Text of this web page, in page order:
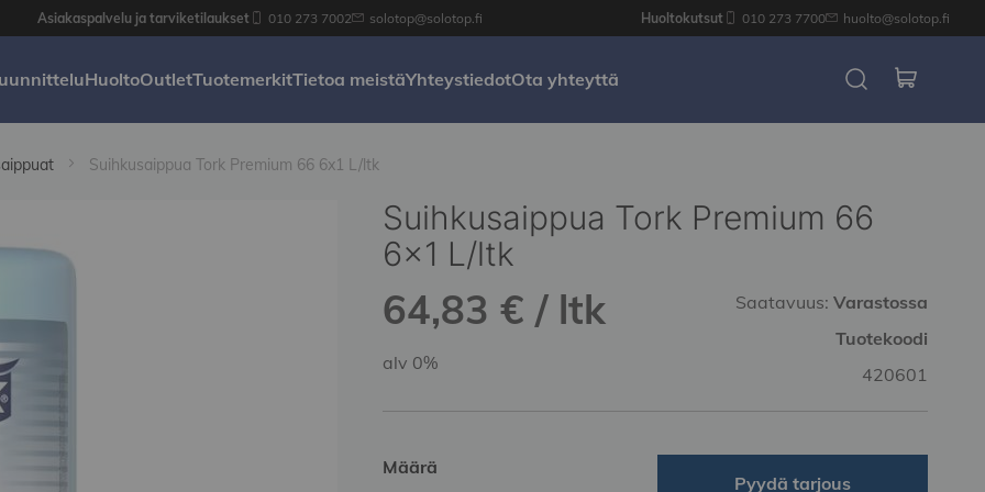
Asiakaspalvelu ja tarviketilaukset 010 273 7002 solotop@solotop.fi Huoltokutsut 010 273 7700 huolto@solotop.fi
HuoltoOutletTuotemerkitTietoa meistäYhteystiedotOta yhteyttä
Suihkusaippua Tork Premium 66 6x1 L/ltk
Suihkusaippua Tork Premium 66
6x1 L/ltk
64,83 € / ltk Saatavuus: Varastossa
Tuotekoodi
420601
alv 0%
Määrä
Pyydä tarjous